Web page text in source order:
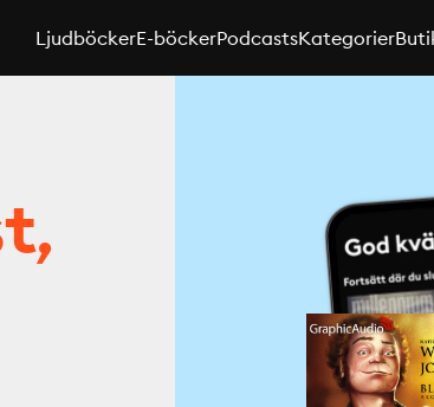
LjudböckerE-böckerPodcastsKategorier